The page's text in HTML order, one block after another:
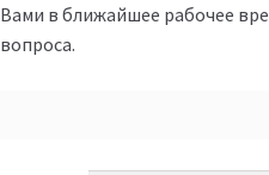
Вами в ближайшее рабочее
вопроса.